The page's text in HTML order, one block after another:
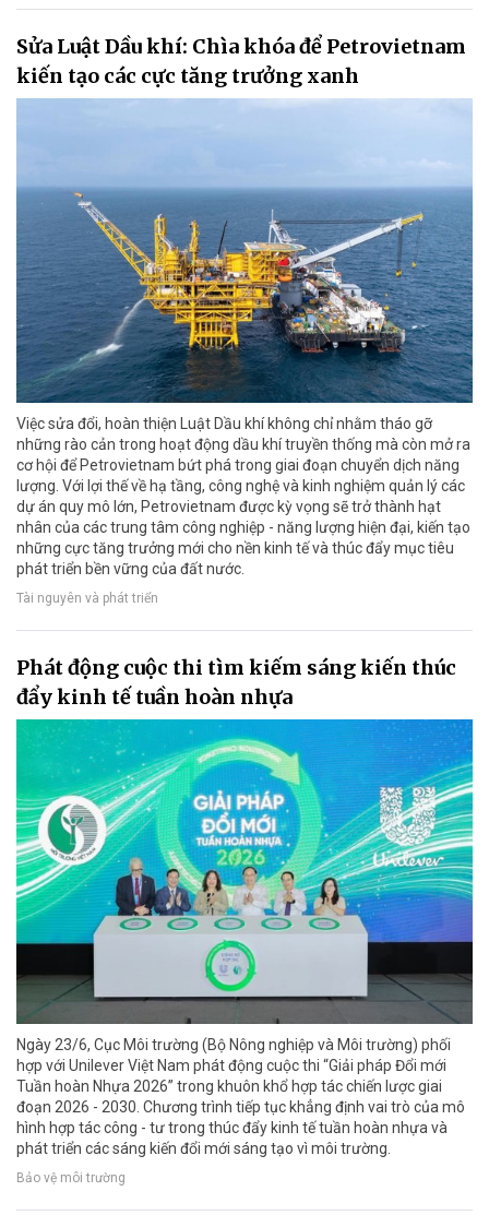
Sửa Luật Dầu khí: Chìa khóa để Petrovietnam
kiến tạo các cực tăng trưởng xanh
Việc sửa đổi, hoàn thiện Luật Dầu khí không chỉ nhằm tháo gỡ
những rào cản trong hoạt động dầu khí truyền thống mà còn mở ra
cơ hội để Petrovietnam bứt phá trong giai đoạn chuyển dịch năng
lượng. Với lợi thế về hạ tầng, công nghệ và kinh nghiệm quản lý các
dự án quy mô lớn, Petrovietnam được kỳ vọng sẽ trở thành hạt
nhân của các trung tâm công nghiệp - năng lượng hiện đại, kiến tạo
những cực tăng trưởng mới cho nền kinh tế và thúc đẩy mục tiêu
phát triển bền vững của đất nước.
Tài nguyên và phát triển
Phát động cuộc thi tìm kiếm sáng kiến thúc
đẩy kinh tế tuần hoàn nhựa
Ngày 23/6, Cục Môi trường (Bộ Nông nghiệp và Môi trường) phối
hợp với Unilever Việt Nam phát động cuộc thi “Giải pháp Đổi mới
Tuần hoàn Nhựa 2026” trong khuôn khổ hợp tác chiến lược giai
đoạn 2026 - 2030. Chương trình tiếp tục khẳng định vai trò của mô
hình hợp tác công - tư trong thúc đẩy kinh tế tuần hoàn nhựa và
phát triển các sáng kiến đổi mới sáng tạo vì môi trường.
Bảo vệ môi trường